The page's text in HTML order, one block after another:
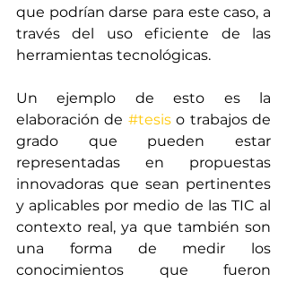
que podrían darse para este caso, a
través del uso eficiente de las
herramientas tecnológicas.
Un ejemplo de esto es la
elaboración de #tesis o trabajos de
grado que pueden estar
representadas en propuestas
innovadoras que sean pertinentes
y aplicables por medio de las TIC al
contexto real, ya que también son
una forma de medir los
conocimientos que fueron